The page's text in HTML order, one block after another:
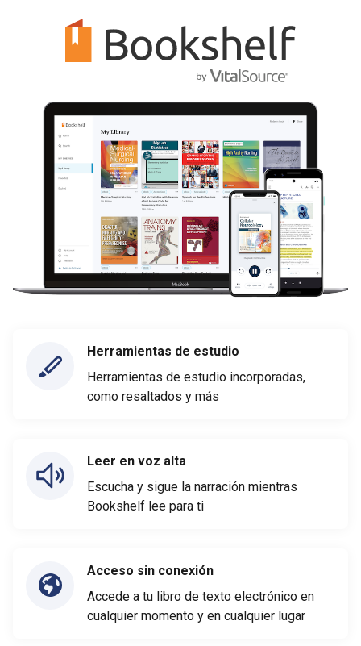
Herramientas de estudio
Herramientas de estudio incorporadas,
como resaltados y más
Leer en voz alta
Escucha y sigue la narración mientras
Bookshelf lee para ti
Acceso sin conexión
Accede a tu libro de texto electrónico en
cualquier momento y en cualquier lugar